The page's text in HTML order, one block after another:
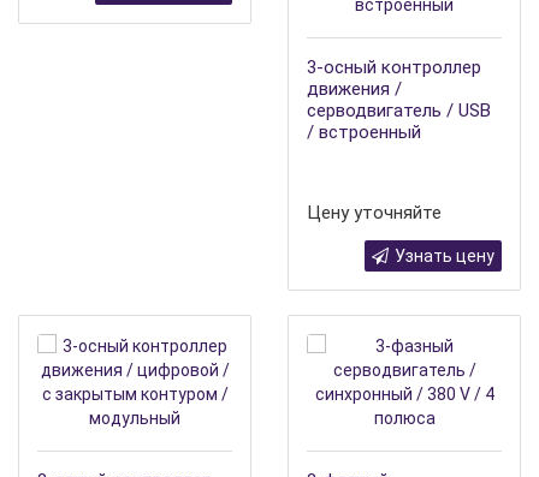
3-осный контроллер
движения /
серводвигатель / USB
/ встроенный
Цену уточняйте
Узнать цену